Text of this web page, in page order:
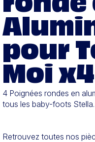
pour
Moi x4
4 Poignées rondes en
tous les baby-foots Stella.
Retrouvez toutes nos